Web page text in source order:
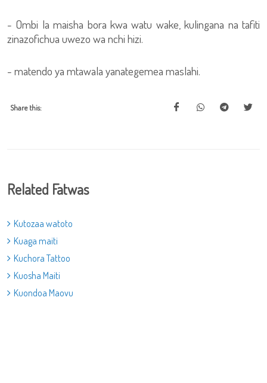
- Ombi la maisha bora kwa watu wake, kulingana na tafiti
zinazofichua uwezo wa nchi hizi.
- matendo ya mtawala yanategemea maslahi.
Share this:
Related Fatwas
Kutozaa watoto
Kuaga maiti
Kuchora Tattoo
Kuosha Maiti
Kuondoa Maovu